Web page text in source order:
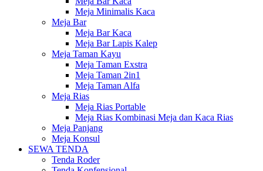
Meja Minimalis Kaca
Meja Bar
Meja Bar Kaca
Meja Bar Lapis Kalep
Meja Taman Kayu
Meja Taman Exstra
Meja Taman 2in1
Meja Taman Alfa
Meja Rias
Meja Rias Portable
Meja Rias Kombinasi Meja dan Kaca Rias
Meja Panjang
Meja Konsul
SEWA TENDA
Tenda Roder